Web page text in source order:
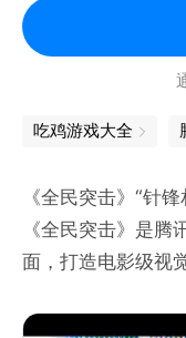
吃鸡游戏大全
《全民突击》“针
《全民突击》是
面，打造电影级视
四大游戏模式，再